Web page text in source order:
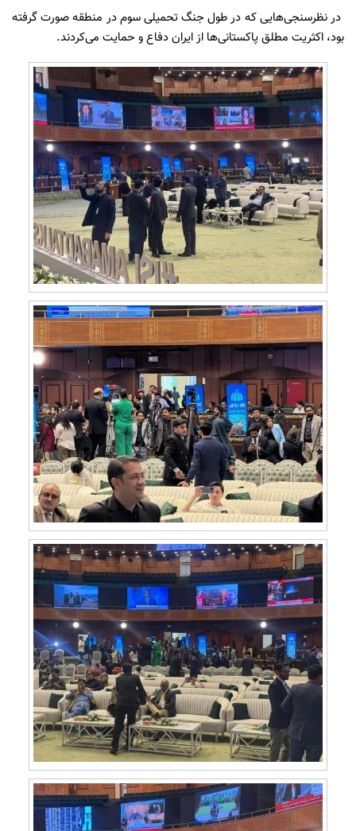
در نظرسنجی‌هایی که در طول جنگ تحمیلی سوم در منطقه صورت گرفته
بود، اکثریت مطلق پاکستانی‌ها از ایران دفاع و حمایت می‌کردند.